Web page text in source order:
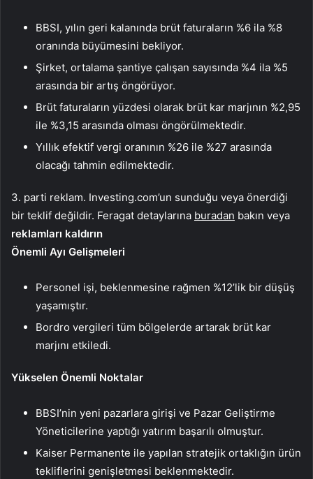
BBSI, yılın geri kalanında brüt faturaların %6 ila %8
oranında büyümesini bekliyor.
Şirket, ortalama şantiye çalışan sayısında %4 ila %5
arasında bir artış öngörüyor.
Brüt faturaların yüzdesi olarak brüt kar marjının %2,95
ile %3,15 arasında olması öngörülmektedir.
Yıllık efektif vergi oranının %26 ile %27 arasında
olacağı tahmin edilmektedir.
3. parti reklam. Investing.com’un sunduğu veya önerdiği
bir teklif değildir. Feragat detaylarına buradan bakın veya
reklamları kaldırın
Önemli Ayı Gelişmeleri
Personel işi, beklenmesine rağmen %12’lik bir düşüş
yaşamıştır.
Bordro vergileri tüm bölgelerde artarak brüt kar
marjını etkiledi.
Yükselen Önemli Noktalar
BBSI’nin yeni pazarlara girişi ve Pazar Geliştirme
Yöneticilerine yaptığı yatırım başarılı olmuştur.
Kaiser Permanente ile yapılan stratejik ortaklığın ürün
tekliflerini genişletmesi beklenmektedir.